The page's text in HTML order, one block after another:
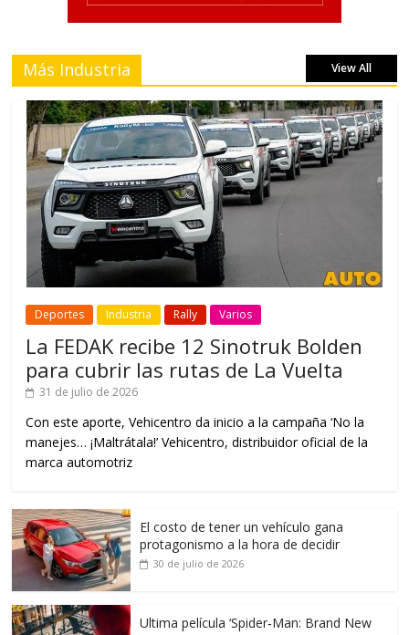
Más Industria View All
Deportes Industria Rally Varios
La FEDAK recibe 12 Sinotruk Bolden
para cubrir las rutas de La Vuelta
31 de julio de 2026
Con este aporte, Vehicentro da inicio a la campaña ‘No la
manejes… ¡Maltrátala!’ Vehicentro, distribuidor oficial de la
marca automotriz
El costo de tener un vehículo gana
protagonismo a la hora de decidir
30 de julio de 2026
Ultima película ‘Spider‑Man: Brand New